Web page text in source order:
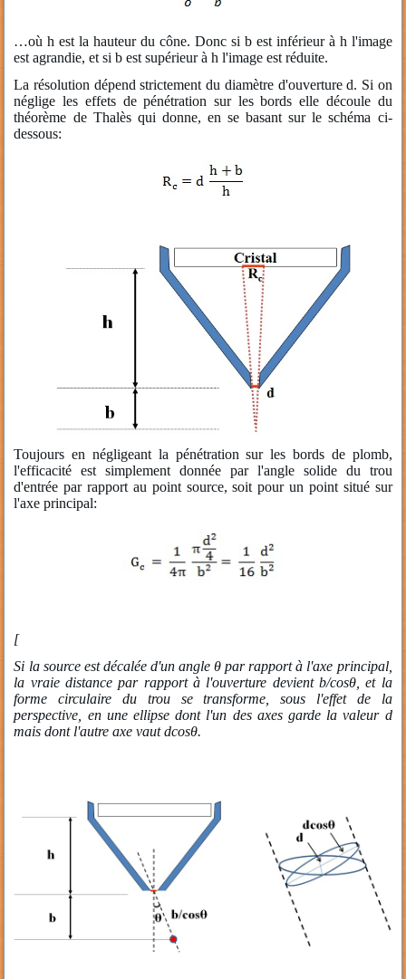
…où h est la hauteur du cône. Donc si b est inférieur à h l'image
est agrandie, et si b est supérieur à h l'image est réduite.
La résolution dépend strictement du diamètre d'ouverture d. Si on
néglige les effets de pénétration sur les bords elle découle du
théorème de Thalès qui donne, en se basant sur le schéma ci-
dessous:
Toujours en négligeant la pénétration sur les bords de plomb,
l'efficacité est simplement donnée par l'angle solide du trou
d'entrée par rapport au point source, soit pour un point situé sur
l'axe principal:
[
Si la source est décalée d'un angle θ par rapport à l'axe principal,
la vraie distance par rapport à l'ouverture devient b/cosθ, et la
forme circulaire du trou se transforme, sous l'effet de la
perspective, en une ellipse dont l'un des axes garde la valeur d
mais dont l'autre axe vaut dcosθ.